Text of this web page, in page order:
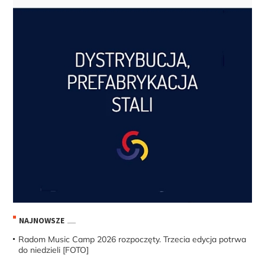
NAJNOWSZE
Radom Music Camp 2026 rozpoczęty. Trzecia edycja potrwa
do niedzieli [FOTO]